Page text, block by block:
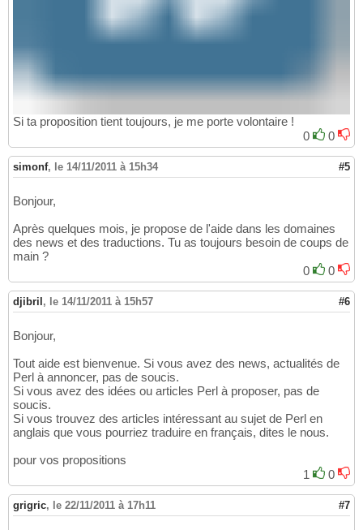
Si ta proposition tient toujours, je me porte volontaire !
0
0
simonf, le 14/11/2011 à 15h34 #5
Bonjour,
Après quelques mois, je propose de l'aide dans les domaines
des news et des traductions. Tu as toujours besoin de coups de
main ?
0
0
djibril , le 14/11/2011 à 15h57 #6
Bonjour,
Tout aide est bienvenue. Si vous avez des news, actualités de
Perl à annoncer, pas de soucis.
Si vous avez des idées ou articles Perl à proposer, pas de
soucis.
Si vous trouvez des articles intéressant au sujet de Perl en
anglais que vous pourriez traduire en français, dites le nous.
pour vos propositions
1
0
grigric, le 22/11/2011 à 17h11 #7